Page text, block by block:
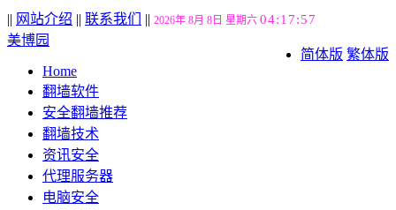
|| 网站介绍 || 联系我们 || 2026年 8月 8日 星期六 04:17:58
简体版 繁体版
美博园
Home
翻墙软件
安全翻墙推荐
翻墙技术
资讯安全
代理服务器
电脑安全